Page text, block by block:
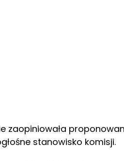
zaopiniowała
stanowisko komisji.